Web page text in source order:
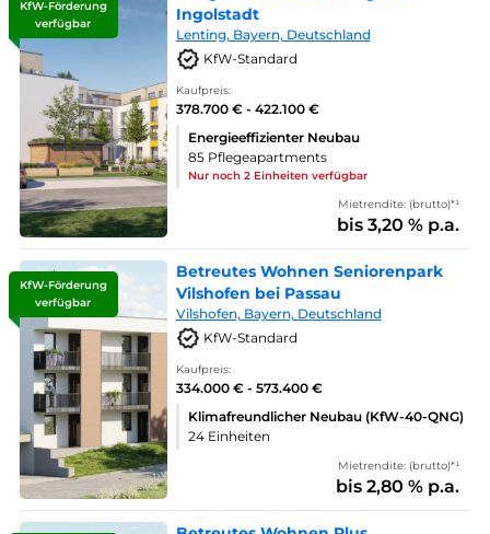
KfW-Förderung
verfügbar
Ingolstadt
Lenting, Bayern, Deutschland
KfW-Standard
Kaufpreis:
378.700 € - 422.100 €
Energieeffizienter Neubau
85 Pflegeapartments
Nur noch 2 Einheiten verfügbar
Mietrendite: (brutto)*¹
bis 3,20 % p.a.
KfW-Förderung
verfügbar
Betreutes Wohnen Seniorenpark
Vilshofen bei Passau
Vilshofen, Bayern, Deutschland
KfW-Standard
Kaufpreis:
334.000 € - 573.400 €
Klimafreundlicher Neubau (KfW-40-QNG)
24 Einheiten
Mietrendite: (brutto)*¹
bis 2,80 % p.a.